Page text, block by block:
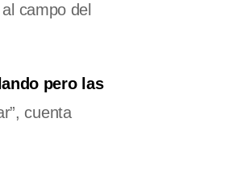
campo del
pero las
cuenta